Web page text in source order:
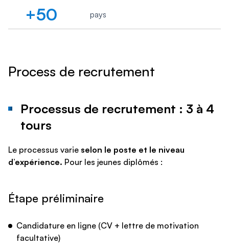
+50 pays
Process de recrutement
Processus de recrutement : 3 à 4
tours
Le processus varie selon le poste et le niveau
d’expérience. Pour les jeunes diplômés :
Étape préliminaire
Candidature en ligne (CV + lettre de motivation
facultative)